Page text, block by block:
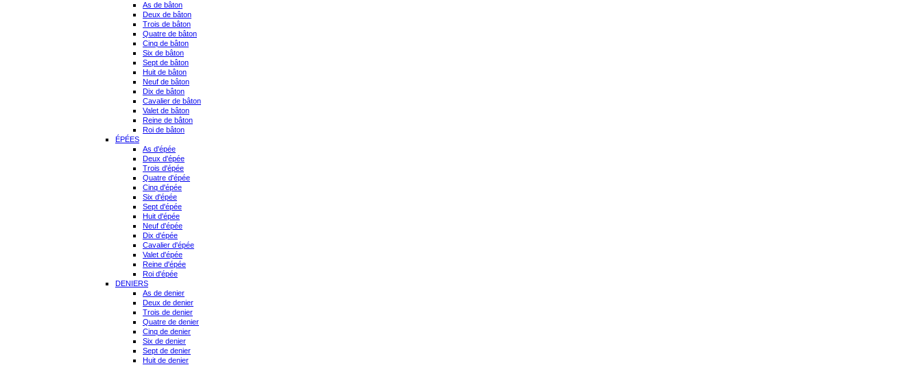
As de bâton
Deux de bâton
Trois de bâton
Quatre de bâton
Cinq de bâton
Six de bâton
Sept de bâton
Huit de bâton
Neuf de bâton
Dix de bâton
Cavalier de bâton
Valet de bâton
Reine de bâton
Roi de bâton
ÉPÉES
As d'épée
Deux d'épée
Trois d'épée
Quatre d'épée
Cinq d'épée
Six d'épée
Sept d'épée
Huit d'épée
Neuf d'épée
Dix d'épée
Cavalier d'épée
Valet d'épée
Reine d'épée
Roi d'épée
DENIERS
As de denier
Deux de denier
Trois de denier
Quatre de denier
Cinq de denier
Six de denier
Sept de denier
Huit de denier